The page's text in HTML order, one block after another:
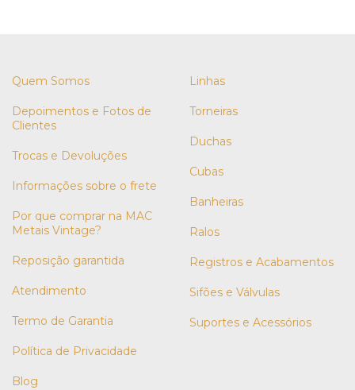
Quem Somos
Depoimentos e Fotos de
Clientes
Trocas e Devoluções
Informações sobre o frete
Por que comprar na MAC
Metais Vintage?
Reposição garantida
Atendimento
Termo de Garantia
Política de Privacidade
Blog
Linhas
Torneiras
Duchas
Cubas
Banheiras
Ralos
Registros e Acabamentos
Sifões e Válvulas
Suportes e Acessórios